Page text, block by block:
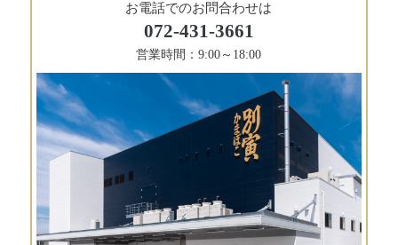
お電話でのお問合わせは
072-431-3661
営業時間：9:00～18:00